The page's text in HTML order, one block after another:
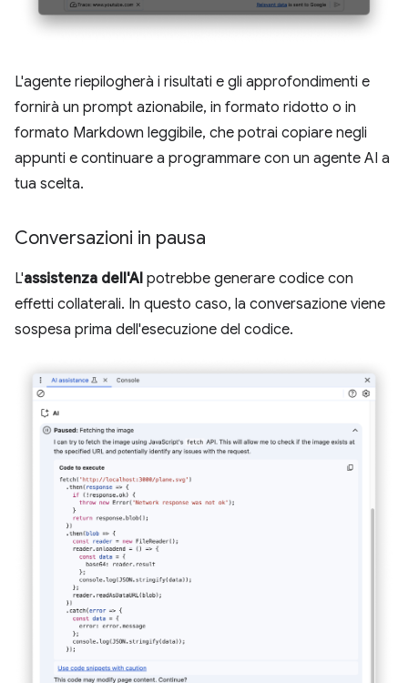
L'agente riepilogherà i risultati e gli approfondimenti e
fornirà un prompt azionabile, in formato ridotto o in
formato Markdown leggibile, che potrai copiare negli
appunti e continuare a programmare con un agente AI a
tua scelta.
Conversazioni in pausa
L'assistenza dell'AI potrebbe generare codice con
effetti collaterali. In questo caso, la conversazione viene
sospesa prima dell'esecuzione del codice.